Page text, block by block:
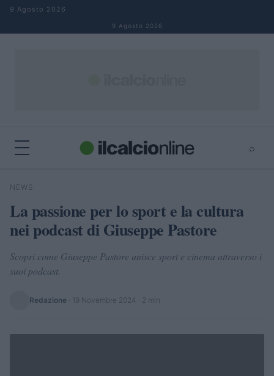
Salta al contenuto
9 Agosto 2026
9 Agosto 2026
⌕
Cerca
NEWS
La passione per lo sport e la cultura
nei podcast di Giuseppe Pastore
Scopri come Giuseppe Pastore unisce sport e cinema attraverso i
suoi podcast.
Redazione 19 Novembre 2024 · 2 min